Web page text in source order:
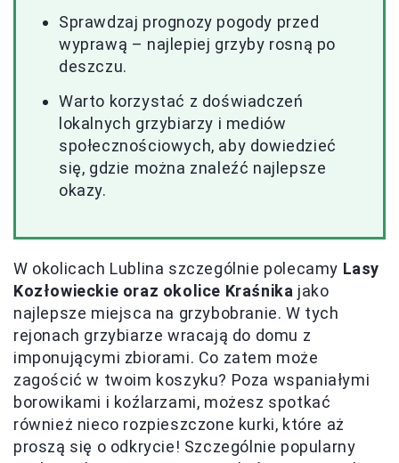
Sprawdzaj prognozy pogody przed
wyprawą – najlepiej grzyby rosną po
deszczu.
Warto korzystać z doświadczeń
lokalnych grzybiarzy i mediów
społecznościowych, aby dowiedzieć
się, gdzie można znaleźć najlepsze
okazy.
W okolicach Lublina szczególnie polecamy Lasy
Kozłowieckie oraz okolice Kraśnika jako
najlepsze miejsca na grzybobranie. W tych
rejonach grzybiarze wracają do domu z
imponującymi zbiorami. Co zatem może
zagościć w twoim koszyku? Poza wspaniałymi
borowikami i koźlarzami, możesz spotkać
również nieco rozpieszczone kurki, które aż
proszą się o odkrycie! Szczególnie popularny